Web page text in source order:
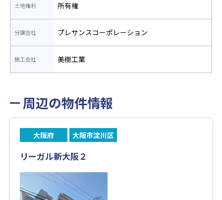
土地権利 所有権
分譲会社 プレサンスコーポレーション
施工会社 美樹工業
周辺の物件情報
大阪府 大阪市淀川区
リーガル新大阪２